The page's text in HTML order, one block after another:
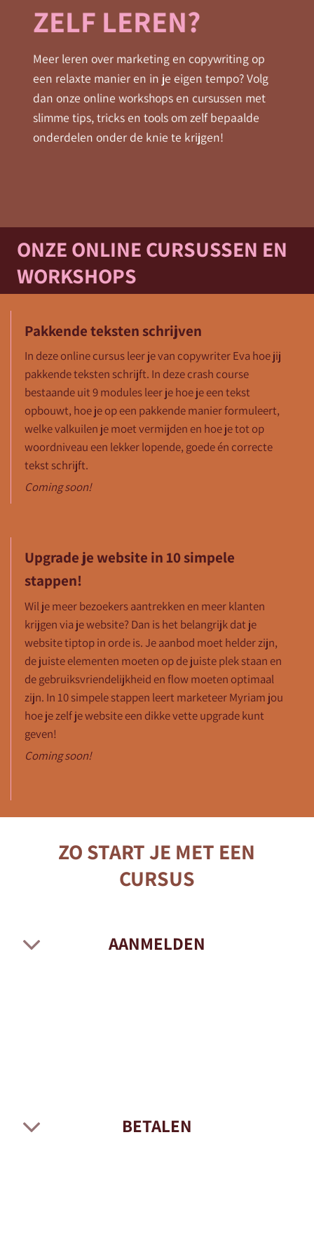
ZELF LEREN?
Meer leren over marketing en copywriting op
een relaxte manier en in je eigen tempo? Volg
dan onze online workshops en cursussen met
slimme tips, tricks en tools om zelf bepaalde
onderdelen onder de knie te krijgen!
ONZE ONLINE CURSUSSEN EN
WORKSHOPS
Pakkende teksten schrijven
In deze online cursus leer je van copywriter Eva hoe jij
pakkende teksten schrijft. In deze crash course
bestaande uit 9 modules leer je hoe je een tekst
opbouwt, hoe je op een pakkende manier formuleert,
welke valkuilen je moet vermijden en hoe je tot op
woordniveau een lekker lopende, goede én correcte
tekst schrijft.
Coming soon!
Upgrade je website in 10 simpele
stappen!
Wil je meer bezoekers aantrekken en meer klanten
krijgen via je website? Dan is het belangrijk dat je
website tiptop in orde is. Je aanbod moet helder zijn,
de juiste elementen moeten op de juiste plek staan en
de gebruiksvriendelijkheid en flow moeten optimaal
zijn. In 10 simpele stappen leert marketeer Myriam jou
hoe je zelf je website een dikke vette upgrade kunt
geven!
Coming soon!
ZO START JE MET EEN
CURSUS
AANMELDEN
BETALEN